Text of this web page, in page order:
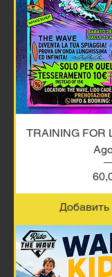
TRAINING FOR
Добавить